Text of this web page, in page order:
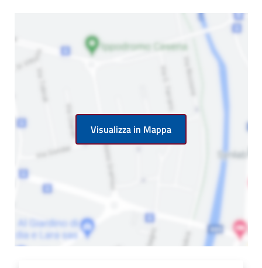
Visualizza in Mappa